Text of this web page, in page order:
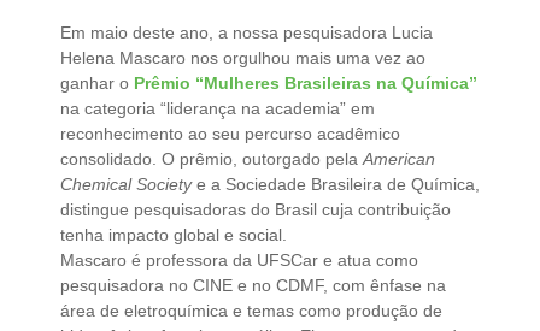
Em maio deste ano, a nossa pesquisadora Lucia
Helena Mascaro nos orgulhou mais uma vez ao
ganhar o Prêmio “Mulheres Brasileiras na Química”
na categoria “liderança na academia” em
reconhecimento ao seu percurso acadêmico
consolidado. O prêmio, outorgado pela American
Chemical Societye a Sociedade Brasileira de Química,
distingue pesquisadoras do Brasil cuja contribuição
tenha impacto global e social.
Mascaro é professora da UFSCar e atua como
pesquisadora no CINE e no CDMF, com ênfase na
área de eletroquímica e temas como produção de